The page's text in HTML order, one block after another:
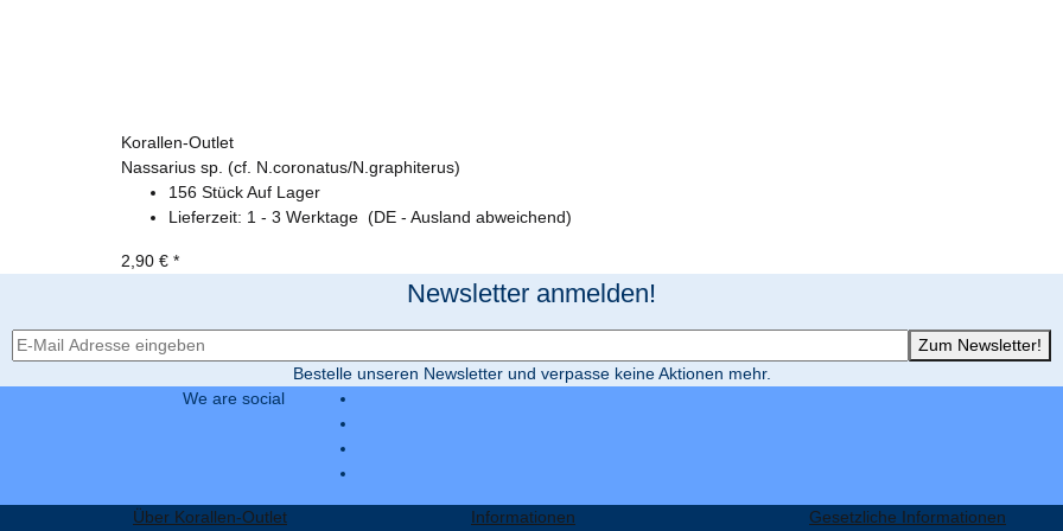
Korallen-Outlet
Nassarius sp. (cf. N.coronatus/N.graphiterus)
156 Stück Auf Lager
Lieferzeit: 1 - 3 Werktage (DE - Ausland abweichend)
2,90 € *
Newsletter anmelden!
Newsletter-Registrierung
Zum Newsletter!
Bestelle unseren Newsletter und verpasse keine Aktionen mehr.
We are social
Über Korallen-Outlet Informationen Gesetzliche Informationen